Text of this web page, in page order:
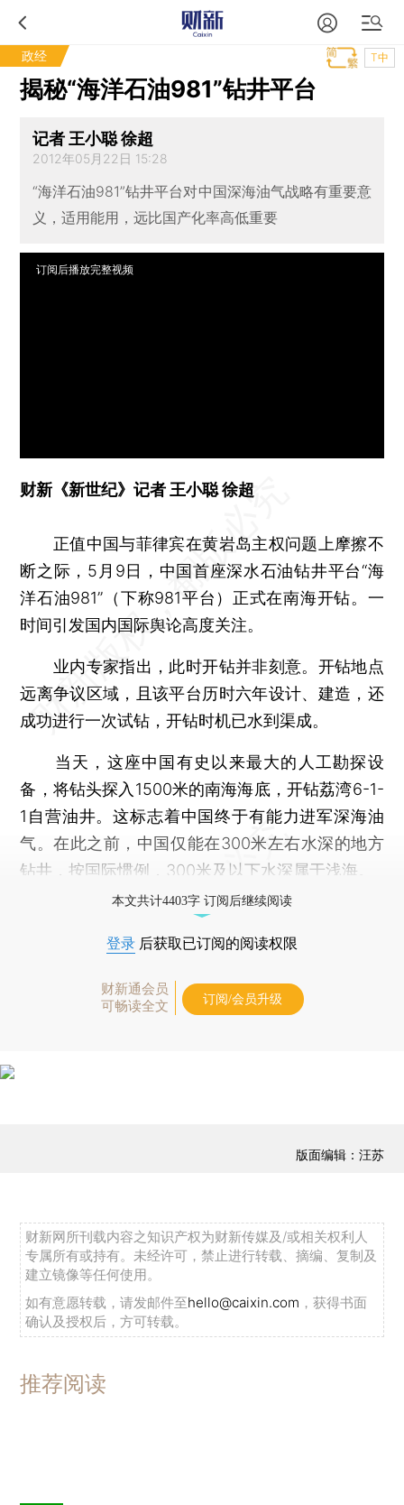
政经 T中
揭秘“海洋石油981”钻井平台
记者 王小聪 徐超
2012年05月22日 15:28
“海洋石油981”钻井平台对中国深海油气战略有重要意
义，适用能用，远比国产化率高低重要
订阅后播放完整视频
财新《新世纪》记者 王小聪 徐超
正值中国与菲律宾在黄岩岛主权问题上摩擦不
断之际，5月9日，中国首座深水石油钻井平台“海
洋石油981”（下称981平台）正式在南海开钻。一
时间引发国内国际舆论高度关注。
业内专家指出，此时开钻并非刻意。开钻地点
远离争议区域，且该平台历时六年设计、建造，还
成功进行一次试钻，开钻时机已水到渠成。
当天，这座中国有史以来最大的人工勘探设
备，将钻头探入1500米的南海海底，开钻荔湾6-1-
1自营油井。这标志着中国终于有能力进军深海油
气。在此之前，中国仅能在300米左右水深的地方
钻井，按国际惯例，300米及以下水深属于浅海。
本文共计4403字 订阅后继续阅读
登录 后获取已订阅的阅读权限
财新通会员
可畅读全文
订阅/会员升级
版面编辑：汪苏
财新网所刊载内容之知识产权为财新传媒及/或相关权利人
专属所有或持有。未经许可，禁止进行转载、摘编、复制及
建立镜像等任何使用。
如有意愿转载，请发邮件至hello@caixin.com ，获得书面
确认及授权后，方可转载。
推荐阅读